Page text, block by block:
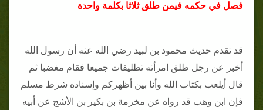
فصل في حكمه فيمن طلق ثلاثا بكلمة واحدة
قد تقدم حديث محمود بن لبيد رضي الله عنه أن رسول الله
أخبر عن رجل طلق امرأته تطليقات جميعا فقام مغضبا ثم
قال أيلعب بكتاب الله وأنا بين أظهركم وإسناده شرط مسلم
فإن ابن وهب قد رواه عن مخرمة بن بكير بن الأشج عن أبيه